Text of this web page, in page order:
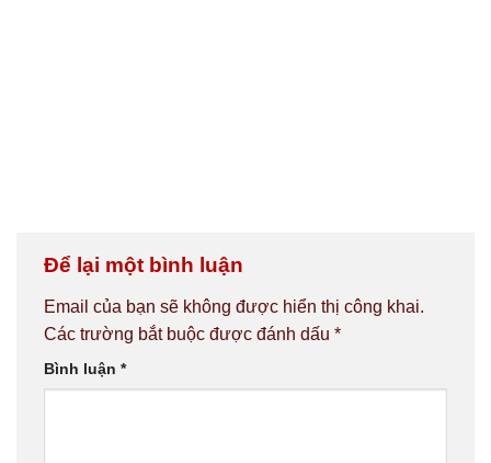
Để lại một bình luận
Email của bạn sẽ không được hiển thị công khai.
Các trường bắt buộc được đánh dấu *
Bình luận *